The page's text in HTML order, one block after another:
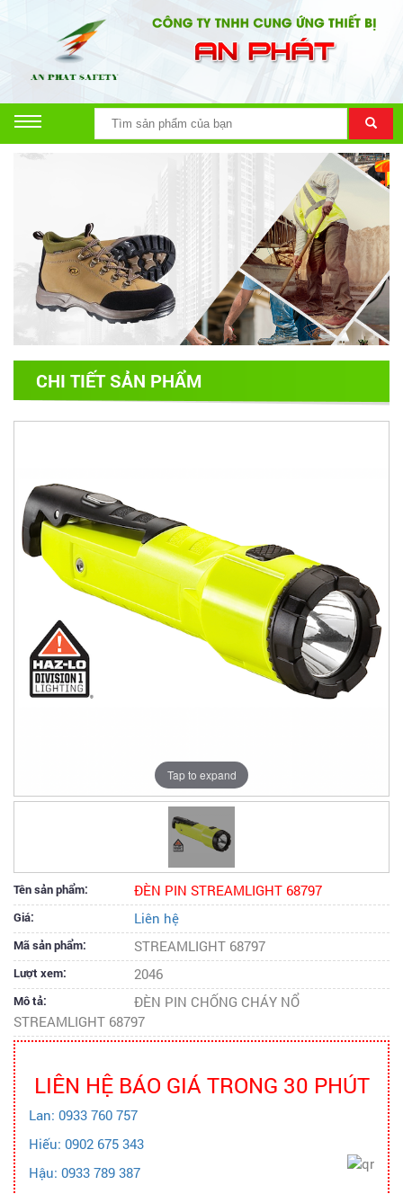
CHI TIẾT SẢN PHẨM
Tap to expand
Tên sản phẩm: ĐÈN PIN STREAMLIGHT 68797
Giá: Liên hệ
Mã sản phẩm: STREAMLIGHT 68797
Lượt xem: 2046
Mô tả:
ĐÈN PIN CHỐNG CHÁY NỔ
STREAMLIGHT 68797
LIÊN HỆ BÁO GIÁ TRONG 30 PHÚT
Lan: 0933 760 757
Hiếu: 0902 675 343
Hậu: 0933 789 387